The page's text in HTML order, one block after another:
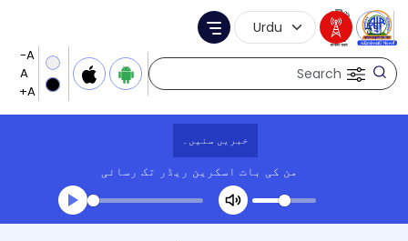
Search
Language Selection
Menu
خبریں سنیں۔
من کی بات اسکرین ریڈر تک رسائی
Transcript summary